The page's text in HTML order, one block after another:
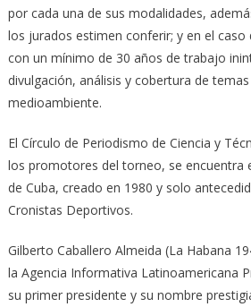
por cada una de sus modalidades,
los jurados estimen conferir; y en el caso
con un mínimo de 30 años de trabajo
divulgación, análisis y cobertura de
medioambiente.
El Círculo de Periodismo de Ciencia y
los promotores del torneo, se encuentra
de Cuba, creado en 1980 y solo
Cronistas Deportivos.
Gilberto Caballero Almeida (La Habana
la Agencia Informativa Latinoamericana
su primer presidente y su nombre